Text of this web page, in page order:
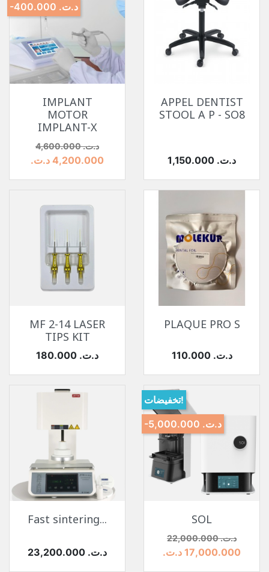
IMPLANT
MOTOR
IMPLANT-X
السعر الأساسي
4,600.000 د.ت.‏
السعر
4,200.000 د.ت.‏
-400.000 د.ت.‏
APPEL DENTIST
STOOL A P - SO8
السعر 1,150.000 د.ت.‏
MF 2-14 LASER
TIPS KIT
السعر 180.000 د.ت.‏
PLAQUE PRO S
السعر 110.000 د.ت.‏
Fast sintering...
السعر 23,200.000 د.ت.‏
SOL
السعر الأساسي22,000.000 د.ت.‏
السعر
17,000.000 د.ت.‏
تخفيضات!
-5,000.000 د.ت.‏